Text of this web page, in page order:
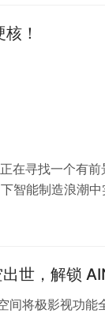
！
在寻找一个有
智能制造浪潮
程师平均月薪
世，解锁
间将极影视功